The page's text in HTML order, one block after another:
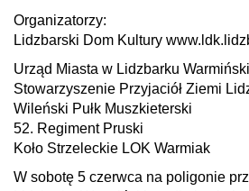
Organizatorzy:
Lidzbarski Dom Kultury
Urząd Miasta w Lidzbarku
Stowarzyszenie Przyjaciół Ziemi
Wileński Pułk Muszkieterski
52. Regiment Pruski
Koło Strzeleckie LOK Warmiak
W sobotę 5 czerwca na poligonie